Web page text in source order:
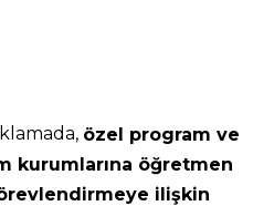
özel program ve
kurumlarına öğretmen
ilişkin